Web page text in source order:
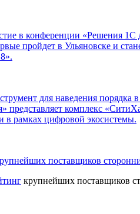
в конференции «Решения 1С
пройдет в Ульяновске и
для наведения порядка в
представляет комплекс
в рамках цифровой экосистемы.
поставщиков
крупнейших поставщиков